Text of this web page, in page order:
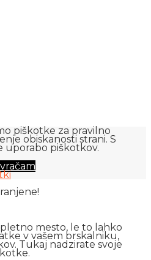
piškotke za pravilno
obiskanosti strani. S
uporabo piškotkov.
mesto, le to lahko
v vašem brskalniku,
Tukaj nadzirate svoje